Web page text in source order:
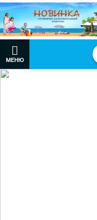
МЕНЮ